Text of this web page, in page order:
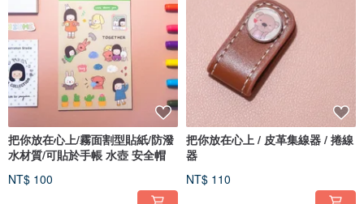
把你放在心上/霧面割型貼紙/防潑
水材質/可貼於手帳 水壺 安全帽
NT$ 100
把你放在心上 / 皮革集線器 / 捲線
器
NT$ 110